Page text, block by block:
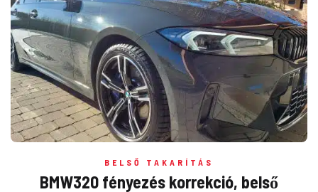
BELSŐ TAKARÍTÁS
BMW320 fényezés korrekció, belső